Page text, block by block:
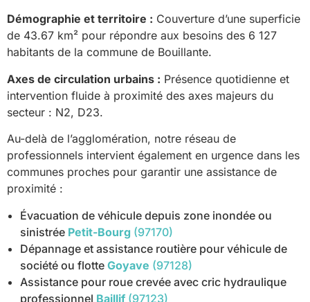
Démographie et territoire : Couverture d’une superficie
de 43.67 km² pour répondre aux besoins des 6 127
habitants de la commune de Bouillante.
Axes de circulation urbains : Présence quotidienne et
intervention fluide à proximité des axes majeurs du
secteur : N2, D23.
Au-delà de l’agglomération, notre réseau de
professionnels intervient également en urgence dans les
communes proches pour garantir une assistance de
proximité :
Évacuation de véhicule depuis zone inondée ou
sinistrée Petit-Bourg (97170)
Dépannage et assistance routière pour véhicule de
société ou flotte Goyave (97128)
Assistance pour roue crevée avec cric hydraulique
professionnel Baillif (97123)